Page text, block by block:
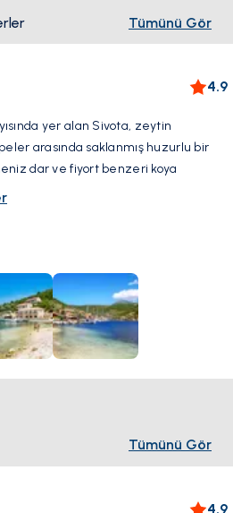
Tümünü Gör
4.9
yer alan Sivota, zeytin
arasında saklanmış huzurlu bir
dar ve fiyort benzeri koya
tavernalar, sahil kafeleri ve rüzgârla
da, atmosferi büyüleyicidir. Gün
yürüyebilir, asma altında taze
mezeleri tadabilir veya botla
keşfedebilirsiniz. Sakin denizi,
ve yerel misafirperverliğiyle
yelkenciler için mükemmel bir
bir gece konaklama olsun, Sivota sizi
Tümünü Gör
4.9